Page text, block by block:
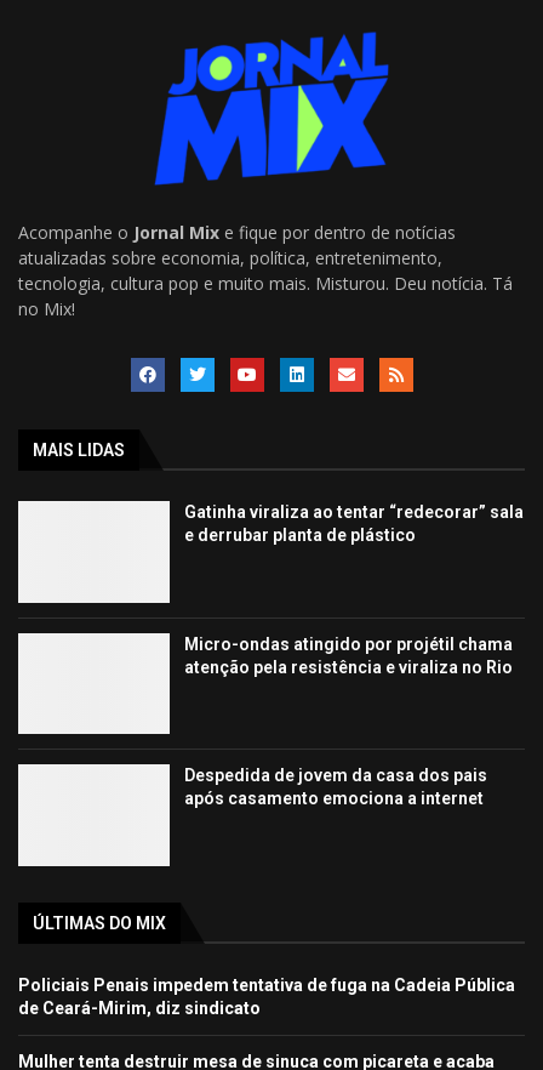
Acompanhe o Jornal Mix e fique por dentro de notícias
atualizadas sobre economia, política, entretenimento,
tecnologia, cultura pop e muito mais. Misturou. Deu notícia. Tá
no Mix!
MAIS LIDAS
Gatinha viraliza ao tentar “redecorar” sala
e derrubar planta de plástico
Micro-ondas atingido por projétil chama
atenção pela resistência e viraliza no Rio
Despedida de jovem da casa dos pais
após casamento emociona a internet
ÚLTIMAS DO MIX
Policiais Penais impedem tentativa de fuga na Cadeia Pública
de Ceará-Mirim, diz sindicato
Mulher tenta destruir mesa de sinuca com picareta e acaba